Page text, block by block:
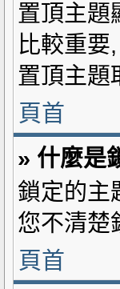
置頂主題
比較重要
置頂主題
頁首
» 什麼是
鎖定的主
您不清楚
頁首